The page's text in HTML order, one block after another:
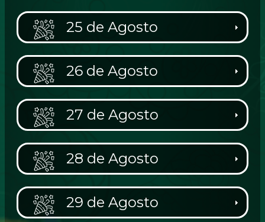
25 de Agosto
26 de Agosto
27 de Agosto
28 de Agosto
29 de Agosto